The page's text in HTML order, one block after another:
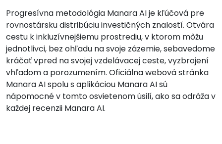
Progresívna metodológia Manara AI je kľúčová pre
rovnostársku distribúciu investičných znalostí. Otvára
cestu k inkluzívnejšiemu prostrediu, v ktorom môžu
jednotlivci, bez ohľadu na svoje zázemie, sebavedome
kráčať vpred na svojej vzdelávacej ceste, vyzbrojení
vhľadom a porozumením. Oficiálna webová stránka
Manara AI spolu s aplikáciou Manara AI sú
nápomocné v tomto osvietenom úsilí, ako sa odráža v
každej recenzii Manara AI.